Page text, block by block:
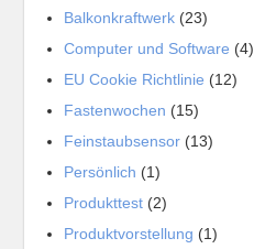
Balkonkraftwerk (23)
Computer und Software (4)
EU Cookie Richtlinie (12)
Fastenwochen (15)
Feinstaubsensor (13)
Persönlich (1)
Produkttest (2)
Produktvorstellung (1)